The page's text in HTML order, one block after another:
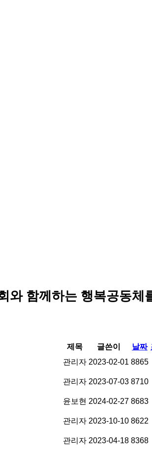
와 함께하는 행복공동체
제목 글쓴이 날짜
관리자 2023-02-01 8865
관리자 2023-07-03 8710
윤보현 2024-02-27 8683
관리자 2023-10-10 8622
관리자 2023-04-18 8368